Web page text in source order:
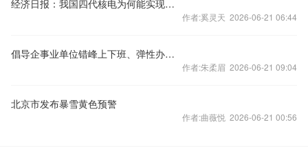
经济日报：我国四代核电为何能实现领跑
作者:奚灵天 2026-06-21 06:44
倡导企事业单位错峰上下班、弹性办公！北京发布七条响应措施
作者:朱柔眉 2026-06-21 09:04
北京市发布暴雪黄色预警
作者:曲薇悦 2026-06-21 00:56